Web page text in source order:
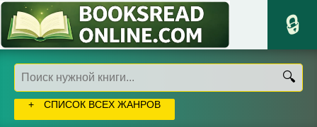
СПИСОК ВСЕХ ЖАНРОВ